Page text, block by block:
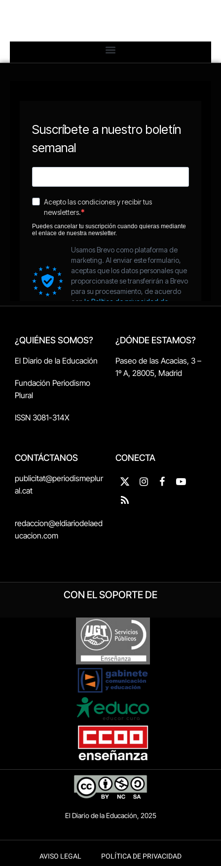
¿QUIÉNES SOMOS?
El Diario de la Educación
Fundación Periodismo
Plural
ISSN 3081-314X
¿DÓNDE ESTAMOS?
Paseo de las Acacias, 3 –
1º A, 28005, Madrid
CONTÁCTANOS
publicitat@periodismeplur
al.cat
redaccion@eldiariodelaed
ucacion.com
CONECTA
X
(Twitter)
InstagramFacebookYouTube
RSS
CON EL SOPORTE DE
El Diario de la Educación, 2025
AVISO LEGAL POLÍTICA DE PRIVACIDAD